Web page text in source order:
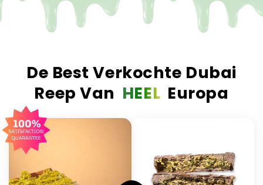
De Best Verkochte Dubai
Reep Van HEEL Europa